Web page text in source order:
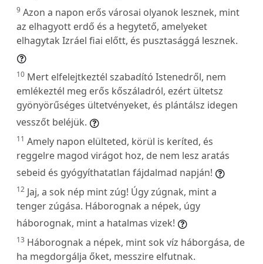
9 Azon a napon erős városai olyanok lesznek, mint
az elhagyott erdő és a hegytető, amelyeket
elhagytak Izráel fiai előtt, és pusztasággá lesznek.
10 Mert elfelejtkeztél szabadító Istenedről, nem
emlékeztél meg erős kőszáladról, ezért ültetsz
gyönyörűséges ültetvényeket, és plántálsz idegen
vesszőt beléjük.
11 Amely napon elülteted, körül is keríted, és
reggelre magod virágot hoz, de nem lesz aratás
sebeid és gyógyíthatatlan fájdalmad napján!
12 Jaj, a sok nép mint zúg! Úgy zúgnak, mint a
tenger zúgása. Háborognak a népek, úgy
háborognak, mint a hatalmas vizek!
13 Háborognak a népek, mint sok víz háborgása, de
ha megdorgálja őket, messzire elfutnak.